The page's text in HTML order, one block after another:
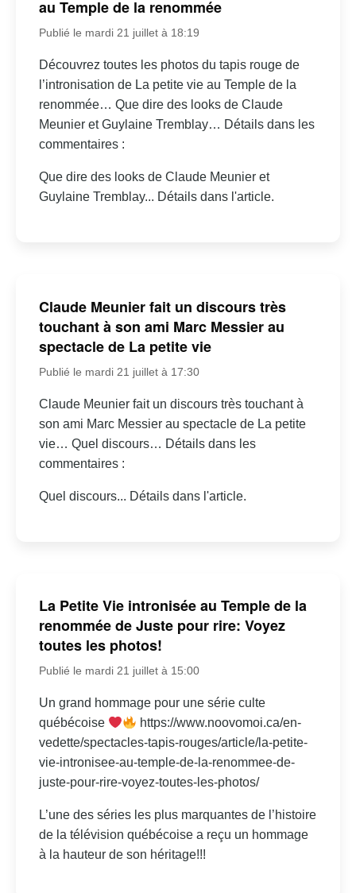
au Temple de la renommée
Publié le mardi 21 juillet à 18:19
Découvrez toutes les photos du tapis rouge de
l’intronisation de La petite vie au Temple de la
renommée… Que dire des looks de Claude
Meunier et Guylaine Tremblay… Détails dans les
commentaires :
Que dire des looks de Claude Meunier et
Guylaine Tremblay... Détails dans l'article.
Claude Meunier fait un discours très
touchant à son ami Marc Messier au
spectacle de La petite vie
Publié le mardi 21 juillet à 17:30
Claude Meunier fait un discours très touchant à
son ami Marc Messier au spectacle de La petite
vie… Quel discours… Détails dans les
commentaires :
Quel discours... Détails dans l'article.
La Petite Vie intronisée au Temple de la
renommée de Juste pour rire: Voyez
toutes les photos!
Publié le mardi 21 juillet à 15:00
Un grand hommage pour une série culte
québécoise
https://www.noovomoi.ca/en-
vedette/spectacles-tapis-rouges/article/la-petite-
vie-intronisee-au-temple-de-la-renommee-de-
juste-pour-rire-voyez-toutes-les-photos/
L’une des séries les plus marquantes de l’histoire
de la télévision québécoise a reçu un hommage
à la hauteur de son héritage!!!